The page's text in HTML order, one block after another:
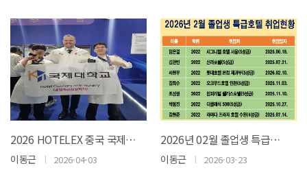
2026 HOTELEX 중국 국제 영셰프 요리대회 (RISING STAR 2026 Hotelex China International Young Chefs Competition)..
이동근 l 2026-04-03
2026년 02월 졸업생 특급호텔 취업 현황
이동근 l 2026-03-23